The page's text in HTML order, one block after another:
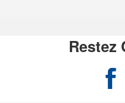
Restez